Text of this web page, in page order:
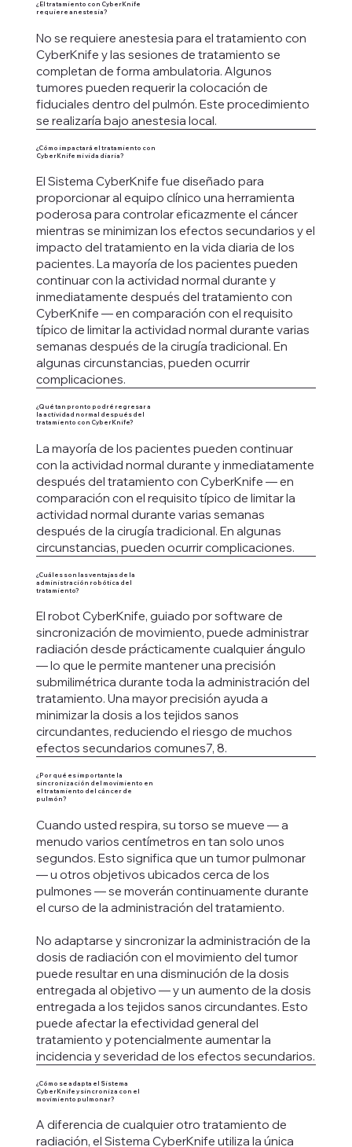
¿El tratamiento con CyberKnife
requiere anestesia?
No se requiere anestesia para el tratamiento con
CyberKnife y las sesiones de tratamiento se
completan de forma ambulatoria. Algunos
tumores pueden requerir la colocación de
fiduciales dentro del pulmón. Este procedimiento
se realizaría bajo anestesia local.
¿Cómo impactará el tratamiento con
CyberKnife mi vida diaria?
El Sistema CyberKnife fue diseñado para
proporcionar al equipo clínico una herramienta
poderosa para controlar eficazmente el cáncer
mientras se minimizan los efectos secundarios y el
impacto del tratamiento en la vida diaria de los
pacientes. La mayoría de los pacientes pueden
continuar con la actividad normal durante y
inmediatamente después del tratamiento con
CyberKnife — en comparación con el requisito
típico de limitar la actividad normal durante varias
semanas después de la cirugía tradicional. En
algunas circunstancias, pueden ocurrir
complicaciones.
¿Qué tan pronto podré regresar a
la actividad normal después del
tratamiento con CyberKnife?
La mayoría de los pacientes pueden continuar
con la actividad normal durante y inmediatamente
después del tratamiento con CyberKnife — en
comparación con el requisito típico de limitar la
actividad normal durante varias semanas
después de la cirugía tradicional. En algunas
circunstancias, pueden ocurrir complicaciones.
¿Cuáles son las ventajas de la
administración robótica del
tratamiento?
El robot CyberKnife, guiado por software de
sincronización de movimiento, puede administrar
radiación desde prácticamente cualquier ángulo
— lo que le permite mantener una precisión
submilimétrica durante toda la administración del
tratamiento. Una mayor precisión ayuda a
minimizar la dosis a los tejidos sanos
circundantes, reduciendo el riesgo de muchos
efectos secundarios comunes7, 8.
¿Por qué es importante la
sincronización del movimiento en
el tratamiento del cáncer de
pulmón?
Cuando usted respira, su torso se mueve — a
menudo varios centímetros en tan solo unos
segundos. Esto significa que un tumor pulmonar
— u otros objetivos ubicados cerca de los
pulmones — se moverán continuamente durante
el curso de la administración del tratamiento.
No adaptarse y sincronizar la administración de la
dosis de radiación con el movimiento del tumor
puede resultar en una disminución de la dosis
entregada al objetivo — y un aumento de la dosis
entregada a los tejidos sanos circundantes. Esto
puede afectar la efectividad general del
tratamiento y potencialmente aumentar la
incidencia y severidad de los efectos secundarios.
¿Cómo se adapta el Sistema
CyberKnife y sincroniza con el
movimiento pulmonar?
A diferencia de cualquier otro tratamiento de
radiación, el Sistema CyberKnife utiliza la única